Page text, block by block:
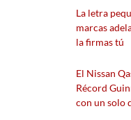
La letra
marcas
la firmas tú
El Nissan
Récord
con un solo